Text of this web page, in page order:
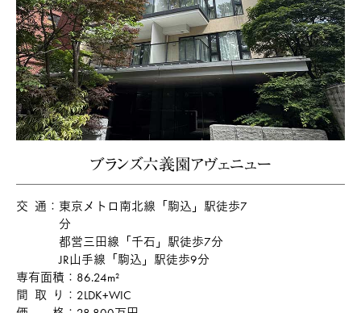
ブランズ六義園アヴェニュー
交通
東京メトロ南北線「駒込」駅徒歩7
分
都営三田線「千石」駅徒歩7分
JR山手線「駒込」駅徒歩9分
専有面積
86.24m²
間取り
2LDK+WIC